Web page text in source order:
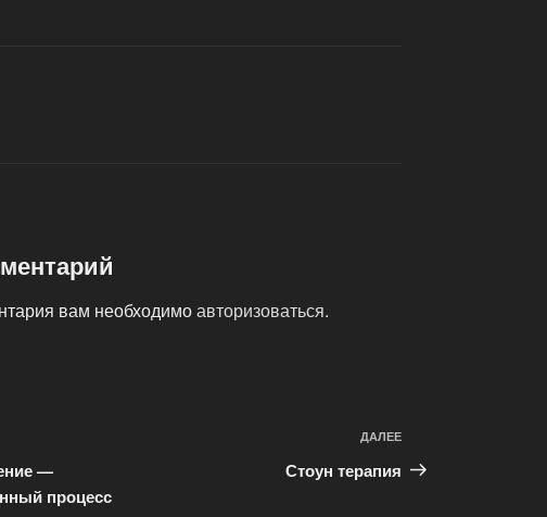
вам необходимоавторизоваться.
—
процесс
запись
ДАЛЕЕ
Стоун терапия